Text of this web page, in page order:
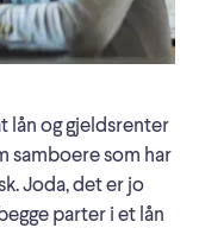
lån og gjeldsrenter
samboere som har
Joda, det er jo
parter i et lån